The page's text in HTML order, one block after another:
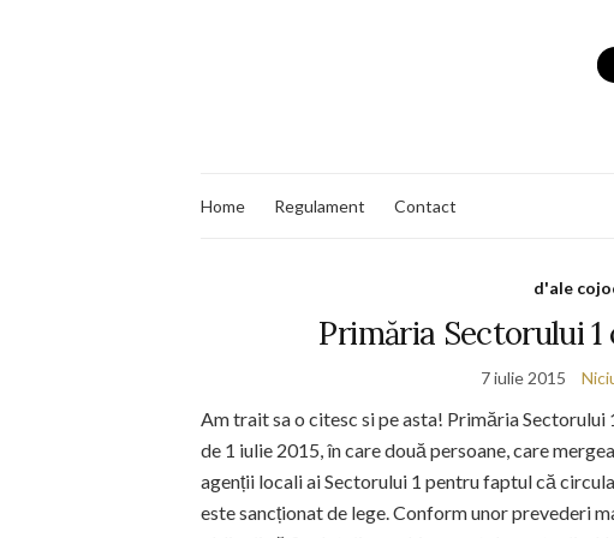
Home Regulament Contact
d'ale
Primăria Sectorului
7 iulie 2015
Am trait sa o citesc si pe asta! Primăria
de 1 iulie 2015, în care două persoane, care
agenții locali ai Sectorului 1 pentru faptul că
este sancționat de lege. Conform unor prevederi